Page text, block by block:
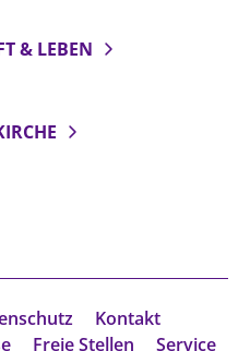
& LEBEN
Kontakt
Freie Stellen Service